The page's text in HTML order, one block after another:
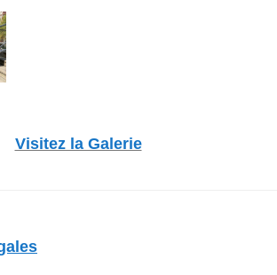
Visitez la Galerie